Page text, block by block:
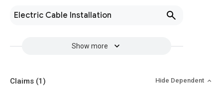
Electric Cable Installation
Show more
Claims (1) Hide Dependent